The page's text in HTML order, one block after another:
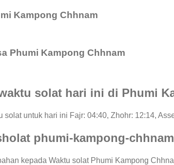
Kampong Chhnam
Phumi Kampong Chhnam
solat hari ini di Phumi
solat untuk hari ini Fajr: 04:40, Zhohr: 12:14,
phumi-kampong-
kepada Waktu solat Phumi Kampong